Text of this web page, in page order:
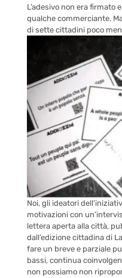
L’adesivo non era firmato
qualche commerciante.
di sette cittadini poco
Noi, gli ideatori
motivazioni con
lettera aperta alla città,
dall’edizione cittadina di
fare un breve e parziale
bassi, continua
non possiamo non